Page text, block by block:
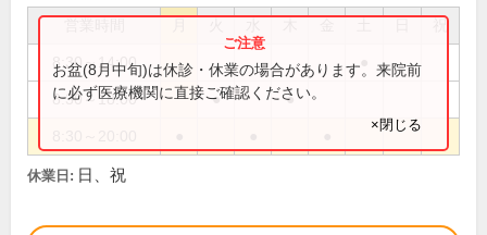
祝
8:30～14:00
8:30～18:00 ● ●
お盆(8月中旬)は休診・休業の場合があります。来院前
に必ず医療機関に直接ご確認ください。
×閉じる
休業日: 日、祝